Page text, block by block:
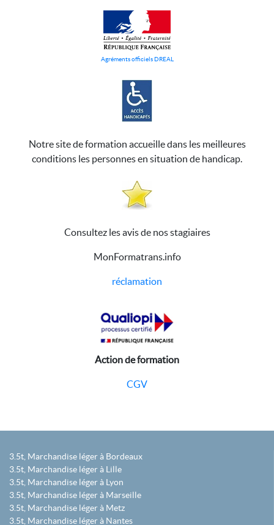
Agréments officiels DREAL
Notre site de formation accueille dans les meilleures
conditions les personnes en situation de handicap.
Consultez les avis de nos stagiaires
MonFormatrans.info
réclamation
Action de formation
CGV
3.5t, Marchandise léger à Bordeaux
3.5t, Marchandise léger à Lille
3.5t, Marchandise léger à Lyon
3.5t, Marchandise léger à Marseille
3.5t, Marchandise léger à Metz
3.5t, Marchandise léger à Nantes